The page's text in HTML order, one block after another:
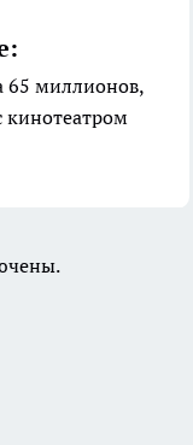
65 миллионов,
кинотеатром